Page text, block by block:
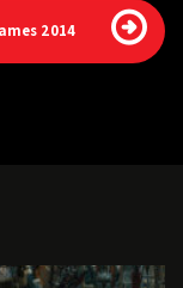
2014